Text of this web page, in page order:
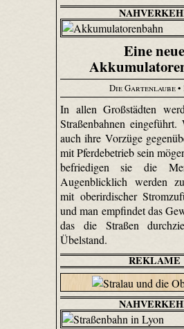
Eine neue
Die Gartenlaube•
In allen Großstädten
Straßenbahnen
auch ihre Vorzüge
mit Pferdebetrieb sein
befriedigen sie die
Augenblicklich werden
mit oberirdischer
und man empfindet das
das die Straßen
Übelstand.
REKLAME